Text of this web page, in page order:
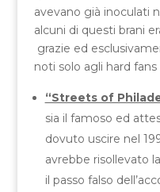
avevano già inoculati
alcuni di questi brani
grazie ed
noti solo agli hard fans
“Streets of
sia il famoso ed
dovuto uscire nel
avrebbe risollevato
il passo falso